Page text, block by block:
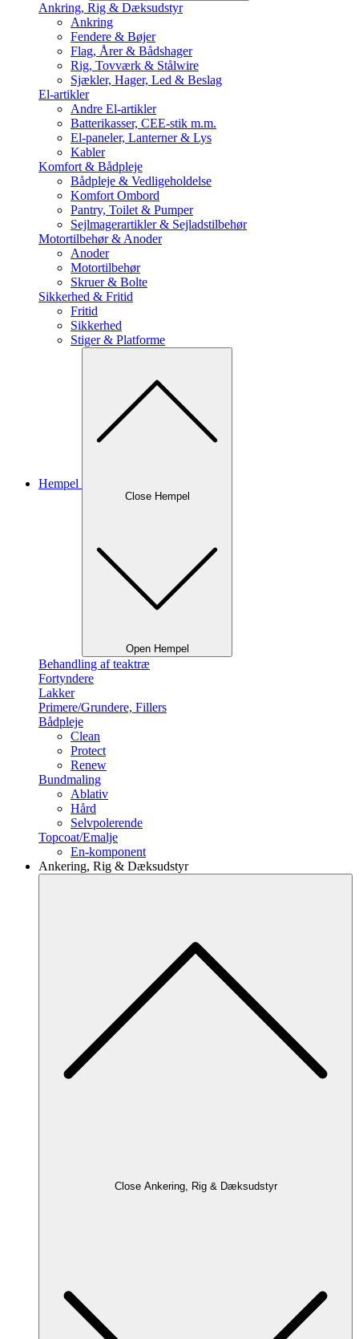
Ankring, Rig & Dæksudstyr
Ankring
Fendere & Bøjer
Flag, Årer & Bådshager
Rig, Tovværk & Stålwire
Sjækler, Hager, Led & Beslag
El-artikler
Andre El-artikler
Batterikasser, CEE-stik m.m.
El-paneler, Lanterner & Lys
Kabler
Komfort & Bådpleje
Bådpleje & Vedligeholdelse
Komfort Ombord
Pantry, Toilet & Pumper
Sejlmagerartikler & Sejladstilbehør
Motortilbehør & Anoder
Anoder
Motortilbehør
Skruer & Bolte
Sikkerhed & Fritid
Fritid
Sikkerhed
Stiger & Platforme
Hempel
Close Hempel
Open Hempel
Behandling af teaktræ
Fortyndere
Lakker
Primere/Grundere, Fillers
Bådpleje
Clean
Protect
Renew
Bundmaling
Ablativ
Hård
Selvpolerende
Topcoat/Emalje
En-komponent
Ankering, Rig & Dæksudstyr
Close Ankering, Rig & Dæksudstyr